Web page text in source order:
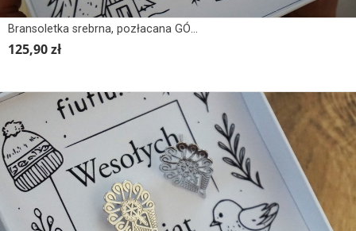
Bransoletka srebrna, pozłacana GÓRY POD SŁOŃCEM
125,90 zł